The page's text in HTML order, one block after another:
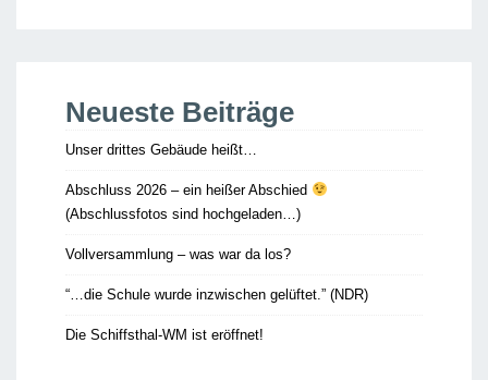
Neueste Beiträge
Unser drittes Gebäude heißt…
Abschluss 2026 – ein heißer Abschied
(Abschlussfotos sind hochgeladen…)
Vollversammlung – was war da los?
“…die Schule wurde inzwischen gelüftet.” (NDR)
Die Schiffsthal-WM ist eröffnet!